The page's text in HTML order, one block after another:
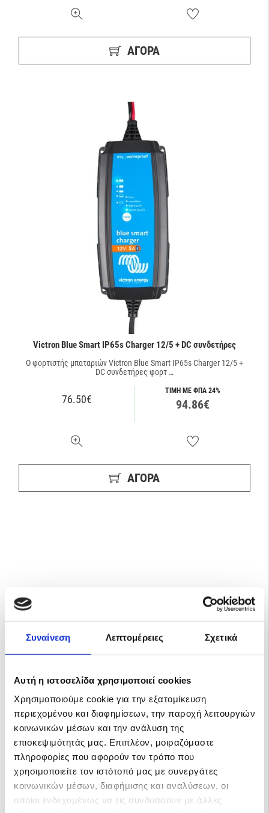
Συναίνεση Λεπτομέρειες Σχετικά
Αυτή η ιστοσελίδα χρησιμοποιεί cookies
Χρησιμοποιούμε cookie για την εξατομίκευση
περιεχομένου και διαφημίσεων, την παροχή λειτουργιών
κοινωνικών μέσων και την ανάλυση της
επισκεψιμότητάς μας. Επιπλέον, μοιραζόμαστε
πληροφορίες που αφορούν τον τρόπο που
χρησιμοποιείτε τον ιστότοπό μας με συνεργάτες
κοινωνικών μέσων, διαφήμισης και αναλύσεων, οι
οποίοι ενδεχομένως να τις συνδυάσουν με άλλες
ΑΓΟΡΑ
Victron Blue Smart IP65s Charger 12/5 + DC συνδετήρες
O φορτιστής μπαταριών Victron Blue Smart IP65s Charger 12/5 +
DC συνδετήρες φορτ …
76.50€
ΤΙΜΗ ΜΕ ΦΠΑ 24%
94.86€
ΑΓΟΡΑ
Victron Blue Smart IP67 Charger 12/7 (αδιάβροχος)
O φορτιστής μπαταριών Victron Blue Smart IP67 Charger 12/7
(αδιάβροχος) φορτίζει …